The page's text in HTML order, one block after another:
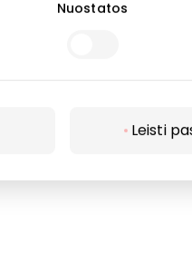
Nuostatos
Leisti
pr. įvažiavimų į
didelę 2400 vietų